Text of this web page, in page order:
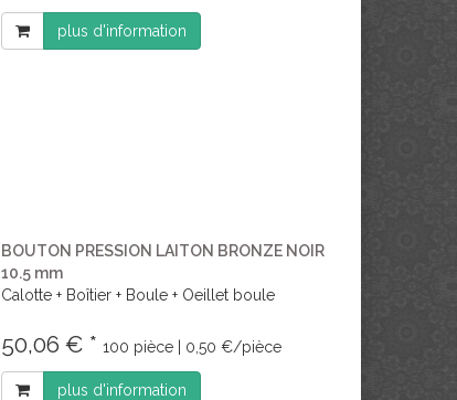
plus d'information
BOUTON PRESSION LAITON BRONZE NOIR
10.5 mm
Calotte + Boîtier + Boule + Oeillet boule
50,06 € * 100 pièce | 0,50 €/pièce
plus d'information